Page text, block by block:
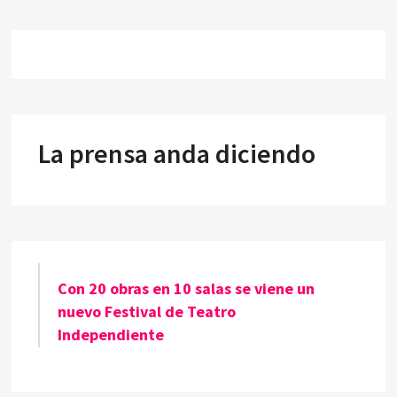
La prensa anda diciendo
Con 20 obras en 10 salas se viene un
nuevo Festival de Teatro
Independiente